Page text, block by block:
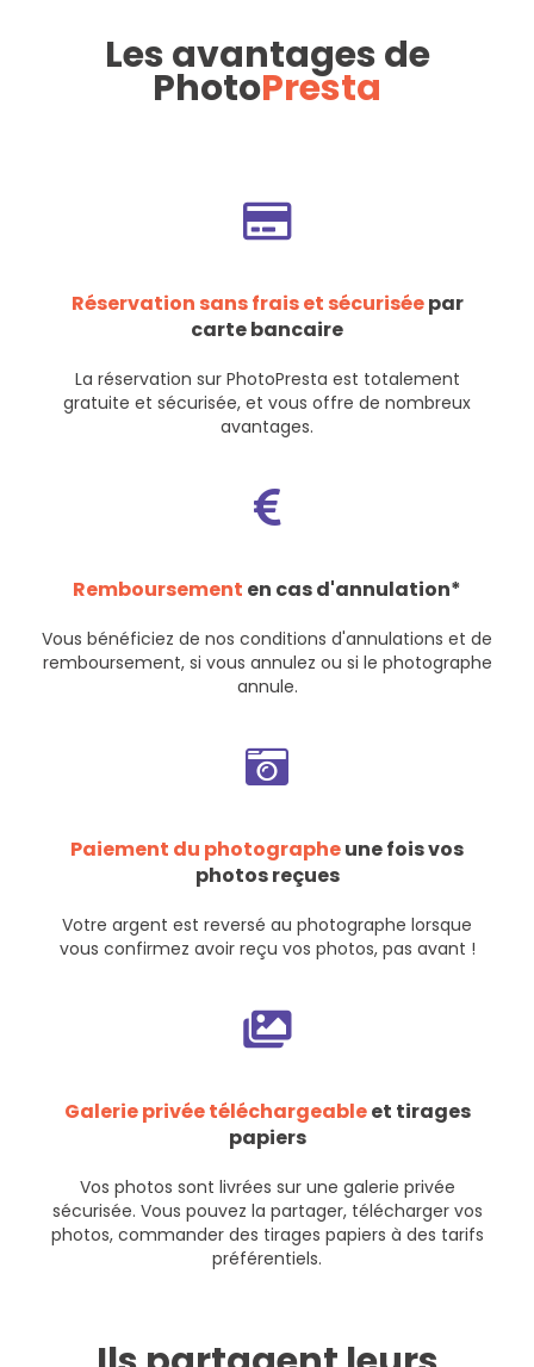
Les avantages de
PhotoPresta
Réservation sans frais et sécuriséepar
carte bancaire
La réservation sur PhotoPresta est totalement
gratuite et sécurisée, et vous offre de nombreux
avantages.
Remboursement en cas d'annulation*
Vous bénéficiez de nos conditions d'annulations et de
remboursement, si vous annulez ou si le photographe
annule.
Paiement du photographeune fois vos
photos reçues
Votre argent est reversé au photographe lorsque
vous confirmez avoir reçu vos photos, pas avant !
Galerie privée téléchargeableet tirages
papiers
Vos photos sont livrées sur une galerie privée
sécurisée. Vous pouvez la partager, télécharger vos
photos, commander des tirages papiers à des tarifs
préférentiels.